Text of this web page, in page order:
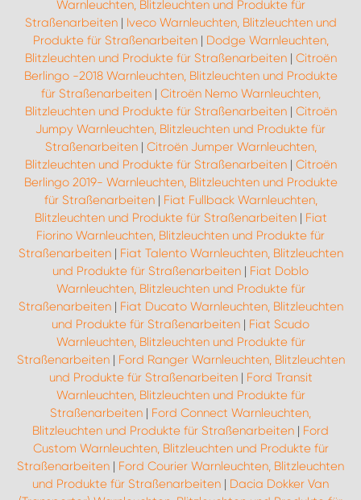
Warnleuchten, Blitzleuchten und Produkte für
Straßenarbeiten| Iveco Warnleuchten, Blitzleuchten und
Produkte für Straßenarbeiten| Dodge Warnleuchten,
Blitzleuchten und Produkte für Straßenarbeiten| Citroën
Berlingo -2018 Warnleuchten, Blitzleuchten und Produkte
für Straßenarbeiten| Citroën Nemo Warnleuchten,
Blitzleuchten und Produkte für Straßenarbeiten| Citroën
Jumpy Warnleuchten, Blitzleuchten und Produkte für
Straßenarbeiten| Citroën Jumper Warnleuchten,
Blitzleuchten und Produkte für Straßenarbeiten| Citroën
Berlingo 2019- Warnleuchten, Blitzleuchten und Produkte
für Straßenarbeiten| Fiat Fullback Warnleuchten,
Blitzleuchten und Produkte für Straßenarbeiten| Fiat
Fiorino Warnleuchten, Blitzleuchten und Produkte für
Straßenarbeiten| Fiat Talento Warnleuchten, Blitzleuchten
und Produkte für Straßenarbeiten | Fiat Doblo
Warnleuchten, Blitzleuchten und Produkte für
Straßenarbeiten| Fiat Ducato Warnleuchten, Blitzleuchten
und Produkte für Straßenarbeiten | Fiat Scudo
Warnleuchten, Blitzleuchten und Produkte für
Straßenarbeiten| Ford Ranger Warnleuchten, Blitzleuchten
und Produkte für Straßenarbeiten| Ford Transit
Warnleuchten, Blitzleuchten und Produkte für
Straßenarbeiten | Ford Connect Warnleuchten,
Blitzleuchten und Produkte für Straßenarbeiten | Ford
Custom Warnleuchten, Blitzleuchten und Produkte für
Straßenarbeiten | Ford Courier Warnleuchten, Blitzleuchten
und Produkte für Straßenarbeiten | Dacia Dokker Van